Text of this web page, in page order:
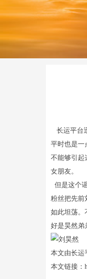
长运平台
平时也是一
不能够引起
女朋友。
但是这个
粉丝把先前
如此坦荡。
好是昊然弟
本文由长运
本文链接：